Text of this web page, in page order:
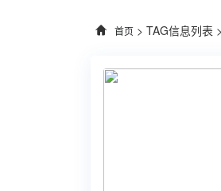
首页 > TAG信息列表